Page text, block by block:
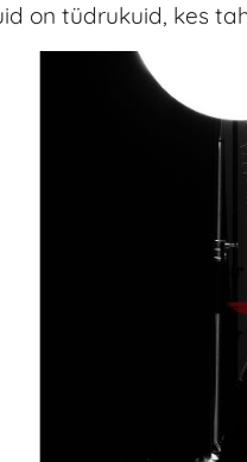
on tüdrukuid, kes